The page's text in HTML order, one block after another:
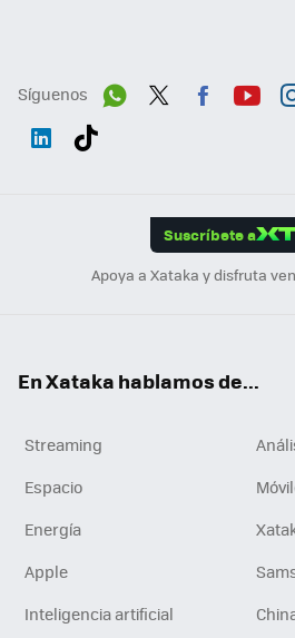
Síguenos
Suscríbete a
Apoya a Xataka y disfruta
En Xataka hablamos de...
Streaming
Espacio
Energía
Apple
Inteligencia artificial